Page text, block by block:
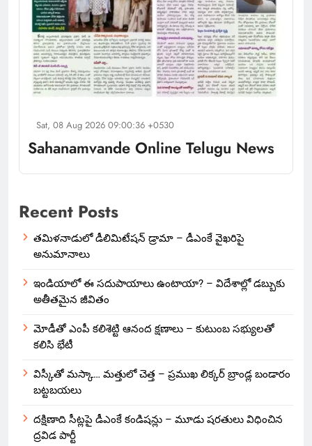
Sat, 08 Aug 2026 09:00:36 +0530
Sahanamvande Online Telugu News
Recent Posts
తమిళనాడులో డీలిమిటేషన్ డ్రామా – డీఎంకే వైఖరిపై
అనుమానాలు
ఇండియాలో‌ ఈ సదుపాయాలు ఉంటాయా? – విదేశాల్లో డబ్బుకు
అతీతమైన జీవితం
మోడీతో ఎంపీ కలిశెట్టి ఆనంద క్షణాలు – కుటుంబ సభ్యులతో
కలిసి భేటీ
విస్కీతో మస్కా… మత్తులో చెత్త – ప్రముఖ లిక్కర్ బ్రాండ్ల బండారం
బట్టబయలు
దక్షిణాది సీట్లపై డీఎంకే కండిషన్లు – మూడు షరతులు విధించిన
ద్రవిడ పార్టీ